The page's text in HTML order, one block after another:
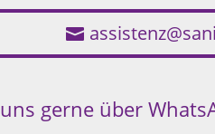
gerne über